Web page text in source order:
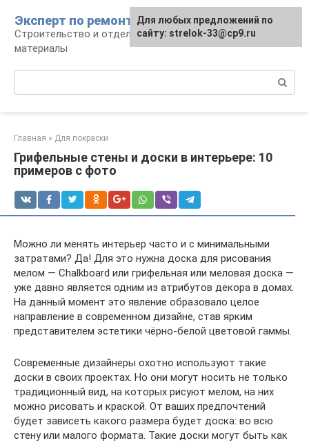
контенту
Эксперт по ремонту
Строительство и отделка: работы и
материалы
Главная » Для покраски
Грифельные стены и доски в интерьере: 10
примеров с фото
Можно ли менять интерьер часто и с минимальными
затратами? Да! Для это нужна доска для рисования
мелом — Chalkboard или грифельная или меловая доска —
уже давно является одним из атрибутов декора в домах.
На данный момент это явление образовало целое
направление в современном дизайне, став ярким
представителем эстетики чёрно-белой цветовой гаммы.
Современные дизайнеры охотно используют такие
доски в своих проектах. Но они могут носить не только
традиционный вид, на которых рисуют мелом, на них
можно рисовать и краской. От ваших предпочтений
будет зависеть какого размера будет доска: во всю
стену или малого формата. Такие доски могут быть как
Для любых предложений по
сайту: strelok-33@cp9.ru
Для любых предложений по
сайту: strelok-33@cp9.ru